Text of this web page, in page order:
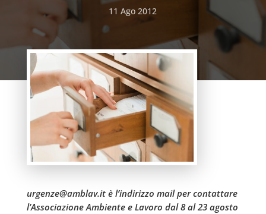
11 Ago 2012
urgenze@amblav.it è l’indirizzo mail per contattare
l’Associazione Ambiente e Lavoro dal 8 al 23 agosto